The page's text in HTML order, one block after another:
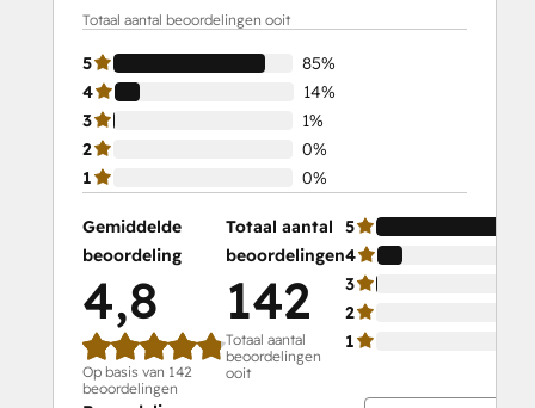
Totaal aantal beoordelingen ooit
5
85%
4
14%
3
1%
2
0%
1
0%
Gemiddelde
beoordeling
4,8
Op basis van 142
beoordelingen
Totaal aantal
beoordelingen
142
Totaal aantal
beoordelingen
ooit
5
4
3
2
1